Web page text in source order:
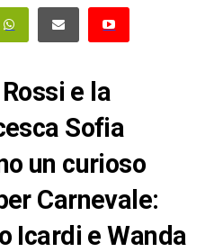
e la
Sofia
un curioso
Carnevale:
Icardi e Wanda